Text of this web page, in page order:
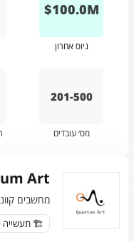
M
100.0
$
גיוס אחרון
201-500
מס׳ עובדים
Art
מחשבים
🏗️ תעשייה